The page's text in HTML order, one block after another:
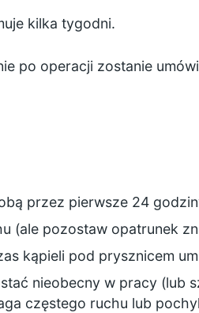
kilka tygodni.
po operacji zostanie
przez pierwsze 24
(ale pozostaw opatrunek
kąpieli pod prysznicem
nieobecny w pracy (lub
częstego ruchu lub